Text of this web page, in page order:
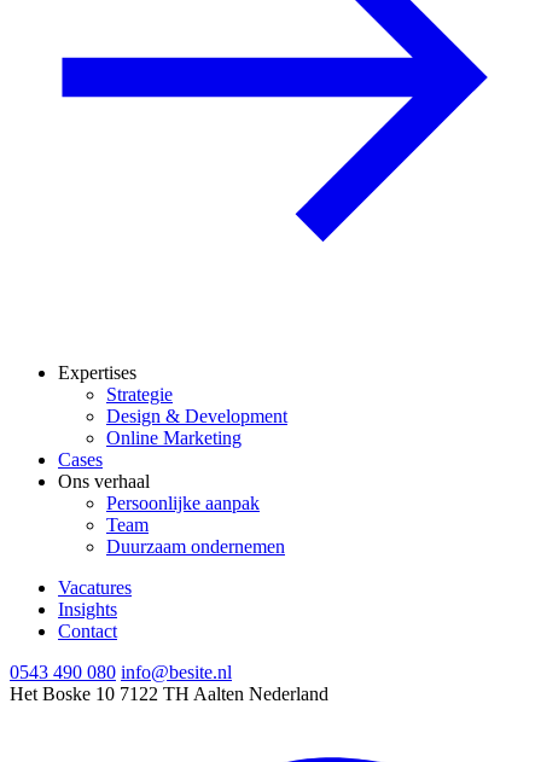
Expertises
Strategie
Design & Development
Online Marketing
Cases
Ons verhaal
Persoonlijke aanpak
Team
Duurzaam ondernemen
Vacatures
Insights
Contact
0543 490 080 info@besite.nl
Het Boske 10 7122 TH Aalten Nederland